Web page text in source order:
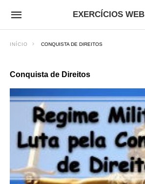
EXERCÍCIOS WEB
INÍCIO CONQUISTA DE DIREITOS
Conquista de Direitos